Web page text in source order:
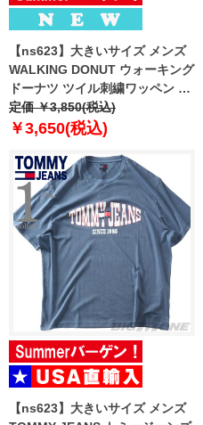
【ns623】大きいサイズ メンズ
WALKING DONUT ウォーキング
ドーナツ ツイル刺繍ワッペン 発
砲プリント 半袖 Tシャツ 吸水速
乾 UVカット 春夏新作 12625130
定価 ￥3,850(税込)
￥3,650(税込)
【ns623】大きいサイズ メンズ